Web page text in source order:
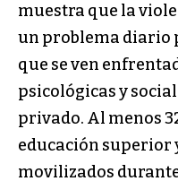
muestra que la
un problema diario
que se ven
psicológicas y
privado. Al menos
educación superior
movilizados